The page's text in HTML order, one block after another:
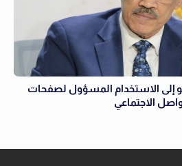
إلى الاستخدام المسؤول لصفحات
الاجتماعي